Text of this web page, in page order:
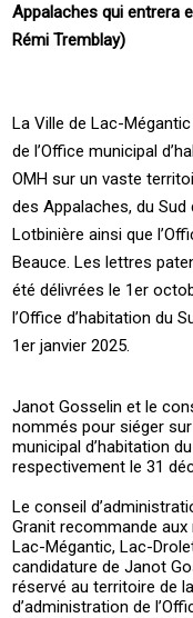
Appalaches qui entrera
Rémi Tremblay)
La Ville de Lac-
de l’Office municipal
OMH sur un vaste
des Appalaches, du Sud
Lotbinière ainsi que
Beauce. Les lettres
été délivrées le 1er
l’Office d’habitation du
1er janvier 2025.
Janot Gosselin et le
nommés pour siéger
municipal d’habitation
respectivement le 31
Le conseil
Granit recommande
Lac-Mégantic, Lac-
candidature de Janot
réservé au territoire de
d’administration de